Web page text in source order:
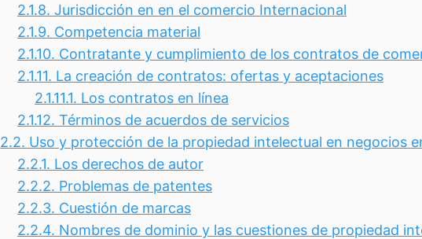
2.1.8. Jurisdicción en en el comercio Internacional
2.1.9. Competencia material
2.1.10. Contratante y cumplimiento de los contratos de
2.1.11. La creación de contratos: ofertas y aceptaciones
2.1.11.1. Los contratos en línea
2.1.12. Términos de acuerdos de servicios
2.2. Uso y protección de la propiedad intelectual en negocios
2.2.1. Los derechos de autor
2.2.2. Problemas de patentes
2.2.3. Cuestión de marcas
2.2.4. Nombres de dominio y las cuestiones de propiedad